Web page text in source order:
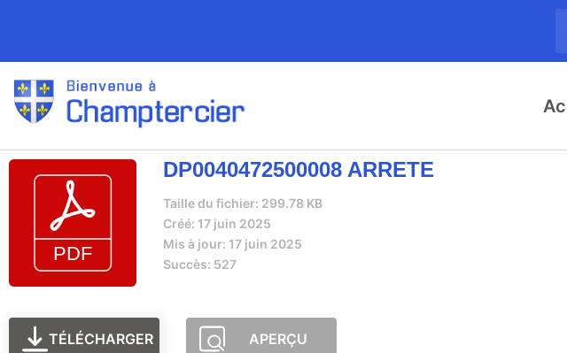
DP0040472500008 ARRETE
Taille du fichier: 299.78 KB
Créé: 17 juin 2025
Mis à jour: 17 juin 2025
Succès: 527
TÉLÉCHARGER APERÇU